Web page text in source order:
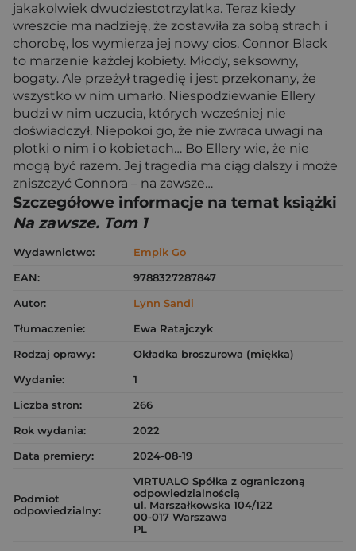
jakakolwiek dwudziestotrzylatka. Teraz kiedy
wreszcie ma nadzieję, że zostawiła za sobą strach i
chorobę, los wymierza jej nowy cios. Connor Black
to marzenie każdej kobiety. Młody, seksowny,
bogaty. Ale przeżył tragedię i jest przekonany, że
wszystko w nim umarło. Niespodziewanie Ellery
budzi w nim uczucia, których wcześniej nie
doświadczył. Niepokoi go, że nie zwraca uwagi na
plotki o nim i o kobietach… Bo Ellery wie, że nie
mogą być razem. Jej tragedia ma ciąg dalszy i może
zniszczyć Connora – na zawsze…
Szczegółowe informacje na temat książki
Na zawsze. Tom 1
Wydawnictwo:
Empik Go
EAN:
9788327287847
Autor:
Lynn Sandi
Tłumaczenie:
Ewa Ratajczyk
Rodzaj oprawy:
Okładka broszurowa (miękka)
Wydanie:
1
Liczba stron:
266
Rok wydania:
2022
Data premiery:
2024-08-19
Podmiot
odpowiedzialny:
VIRTUALO Spółka z ograniczoną
odpowiedzialnością
ul. Marszałkowska 104/122
00-017 Warszawa
PL